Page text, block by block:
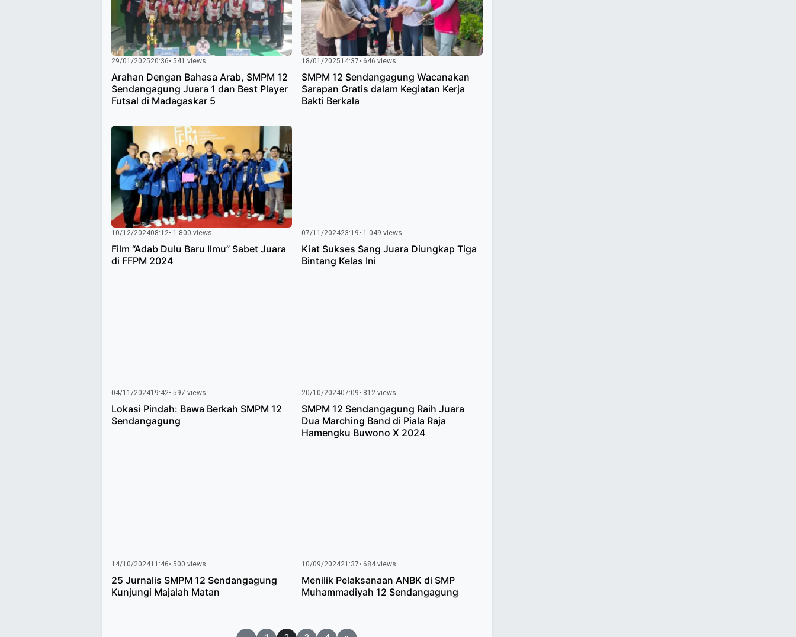
29/01/202520:36• 541 views
Arahan Dengan Bahasa Arab, SMPM 12
Sendangagung Juara 1 dan Best Player
Futsal di Madagaskar 5
18/01/202514:37• 646 views
SMPM 12 Sendangagung Wacanakan
Sarapan Gratis dalam Kegiatan Kerja
Bakti Berkala
10/12/202408:12• 1.800 views
Film “Adab Dulu Baru Ilmu” Sabet Juara
di FFPM 2024
07/11/202423:19• 1.049 views
Kiat Sukses Sang Juara Diungkap Tiga
Bintang Kelas Ini
04/11/202419:42• 597 views
Lokasi Pindah: Bawa Berkah SMPM 12
Sendangagung
20/10/202407:09• 812 views
SMPM 12 Sendangagung Raih Juara
Dua Marching Band di Piala Raja
Hamengku Buwono X 2024
14/10/202411:46• 500 views
25 Jurnalis SMPM 12 Sendangagung
Kunjungi Majalah Matan
10/09/202421:37• 684 views
Menilik Pelaksanaan ANBK di SMP
Muhammadiyah 12 Sendangagung